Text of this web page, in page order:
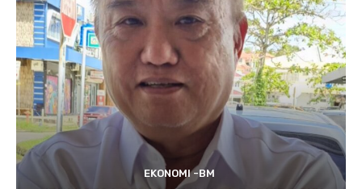
EKONOMI -BM